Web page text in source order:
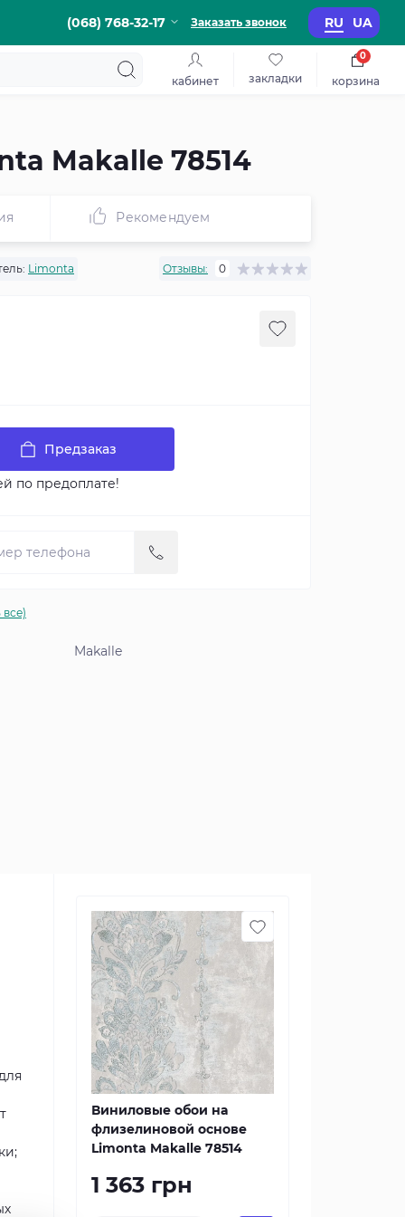
(068) 768-32-17 Заказать звонок RU UA
кабинет закладки корзина
0
Makalle 78514
Рекомендуем
Limonta Отзывы: 0
Предзаказ
по предоплате!
Makalle
Виниловые обои на
флизелиновой основе
Limonta Makalle 78514
1 363 грн